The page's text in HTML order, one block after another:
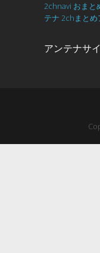
2chnavi おまと
テナ 2chまとめ
アンテナサ